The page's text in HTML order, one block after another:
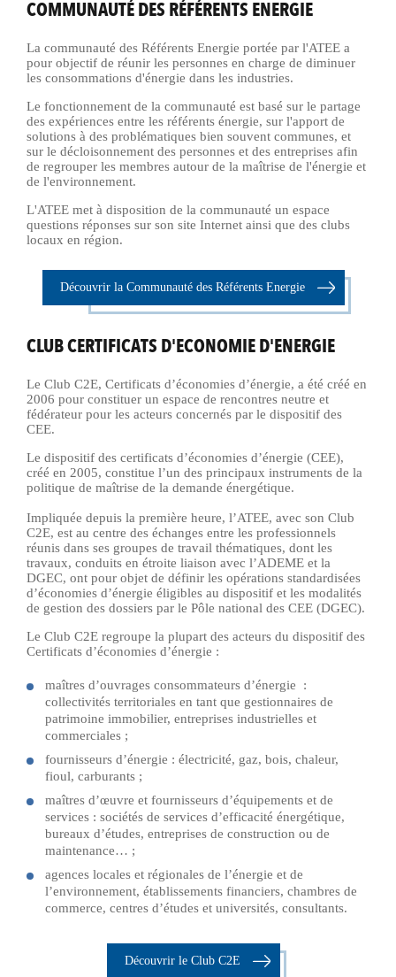
COMMUNAUTÉ DES RÉFÉRENTS ENERGIE
La communauté des Référents Energie portée par l'ATEE a
pour objectif de réunir les personnes en charge de diminuer
les consommations d'énergie dans les industries.
Le fonctionnement de la communauté est basé sur le partage
des expériences entre les référents énergie, sur l'apport de
solutions à des problématiques bien souvent communes, et
sur le décloisonnement des personnes et des entreprises afin
de regrouper les membres autour de la maîtrise de l'énergie et
de l'environnement.
L'ATEE met à disposition de la communauté un espace
questions réponses sur son site Internet ainsi que des clubs
locaux en région.
Découvrir la Communauté des Référents Energie
CLUB CERTIFICATS D'ECONOMIE D'ENERGIE
Le Club C2E, Certificats d’économies d’énergie, a été créé en
2006 pour constituer un espace de rencontres neutre et
fédérateur pour les acteurs concernés par le dispositif des
CEE.
Le dispositif des certificats d’économies d’énergie (CEE),
créé en 2005, constitue l’un des principaux instruments de la
politique de maîtrise de la demande énergétique.
Impliquée depuis la première heure, l’ATEE, avec son Club
C2E, est au centre des échanges entre les professionnels
réunis dans ses groupes de travail thématiques, dont les
travaux, conduits en étroite liaison avec l’ADEME et la
DGEC, ont pour objet de définir les opérations standardisées
d’économies d’énergie éligibles au dispositif et les modalités
de gestion des dossiers par le Pôle national des CEE (DGEC).
Le Club C2E regroupe la plupart des acteurs du dispositif des
Certificats d’économies d’énergie :
maîtres d’ouvrages consommateurs d’énergie :
collectivités territoriales en tant que gestionnaires de
patrimoine immobilier, entreprises industrielles et
commerciales ;
fournisseurs d’énergie : électricité, gaz, bois, chaleur,
fioul, carburants ;
maîtres d’œuvre et fournisseurs d’équipements et de
services : sociétés de services d’efficacité énergétique,
bureaux d’études, entreprises de construction ou de
maintenance… ;
agences locales et régionales de l’énergie et de
l’environnement, établissements financiers, chambres de
commerce, centres d’études et universités, consultants.
Découvrir le Club C2E